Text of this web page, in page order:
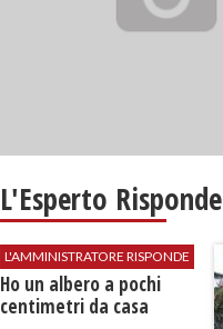
L'Esperto Risponde
L'AMMINISTRATORE RISPONDE
Ho un albero a pochi
centimetri da casa